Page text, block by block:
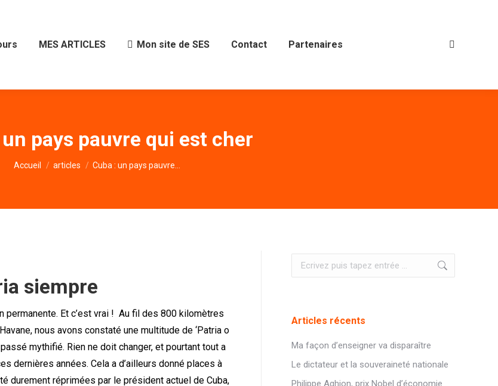
MES ARTICLES Mon site de SES Contact Partenaires
Recherche
pays pauvre qui est cher
Vous êtes ici :
Accueil articles Cuba : un pays pauvre…
siempre
permanente. Et c’est vrai ! Au fil des 800 kilomètres
nous avons constaté une multitude de ‘Patria o
mythifié. Rien ne doit changer, et pourtant tout a
dernières années. Cela a d’ailleurs donné places à
durement réprimées par le président actuel de Cuba,
Recherche
:
Articles récents
Ma façon d’enseigner va disparaître
Le dictateur et la souveraineté nationale
Philippe Aghion, prix Nobel d’économie